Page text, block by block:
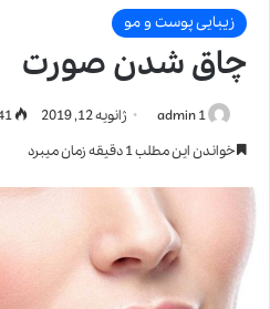
زیبایی پوست و مو
چاق شدن صورت
admin 1 ژانویه 12, 2019
خواندن این مطلب 1 دقیقه زمان میبرد